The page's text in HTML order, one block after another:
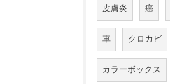
皮膚炎 癌
車 クロカビ
カラーボックス